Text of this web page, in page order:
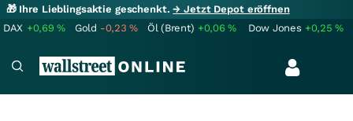
🎁 Ihre Lieblingsaktie geschenkt.→ Jetzt Depot eröffnen
DAX +0,69% Gold -0,23% Öl (Brent) +0,06% Dow Jones +0,25%